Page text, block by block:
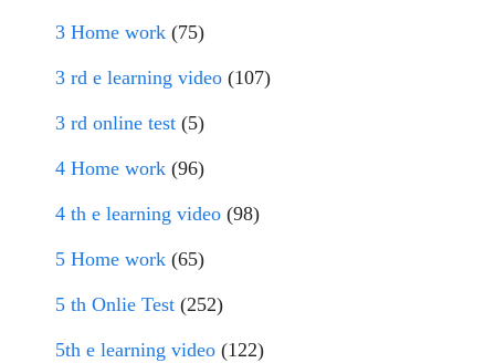
3 Home work (75)
3 rd e learning video (107)
3 rd online test (5)
4 Home work (96)
4 th e learning video (98)
5 Home work (65)
5 th Onlie Test (252)
5th e learning video (122)